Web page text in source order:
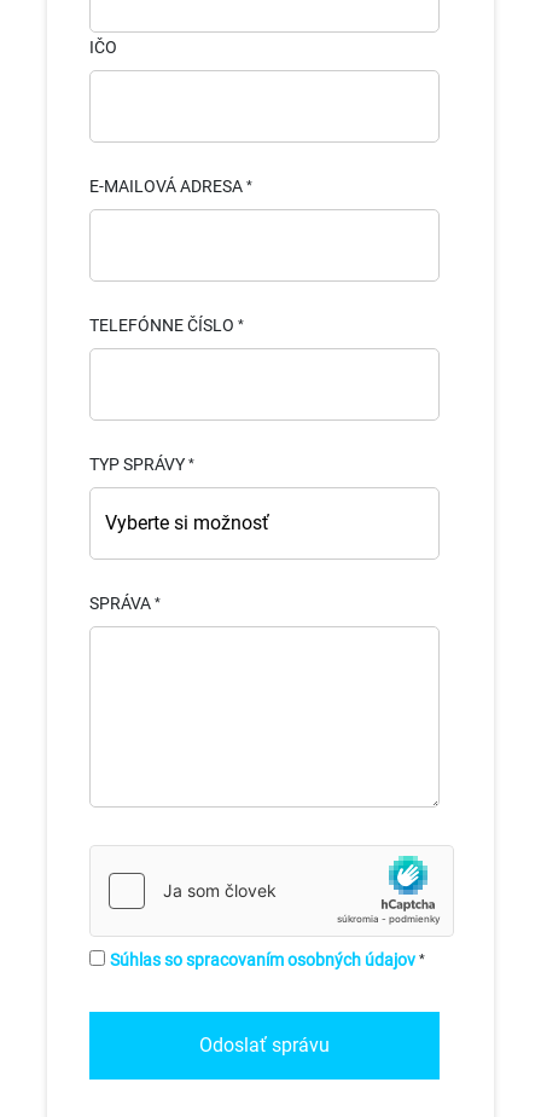
IČO
E-MAILOVÁ ADRESA
TELEFÓNNE ČÍSLO
TYP SPRÁVY
SPRÁVA
Súhlas so spracovaním osobných údajov
Odoslať správu